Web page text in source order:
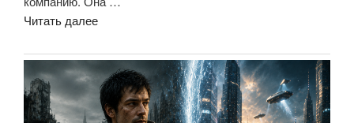
Читать далее«Отзыв
книгу
«Шпаргалки
для
боссов.